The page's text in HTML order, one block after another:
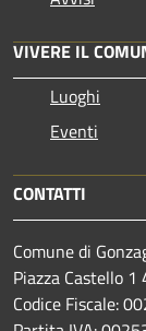
VIVERE IL
Luoghi
Eventi
CONTATTI
Comune di
Piazza Castello
Codice Fiscale: